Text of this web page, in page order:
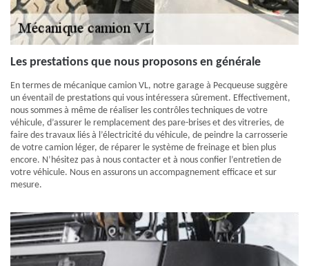
Les prestations que nous proposons en générale
En termes de mécanique camion VL, notre garage à Pecqueuse suggère
un éventail de prestations qui vous intéressera sûrement. Effectivement,
nous sommes à même de réaliser les contrôles techniques de votre
véhicule, d’assurer le remplacement des pare-brises et des vitreries, de
faire des travaux liés à l’électricité du véhicule, de peindre la carrosserie
de votre camion léger, de réparer le système de freinage et bien plus
encore. N’hésitez pas à nous contacter et à nous confier l’entretien de
votre véhicule. Nous en assurons un accompagnement efficace et sur
mesure.